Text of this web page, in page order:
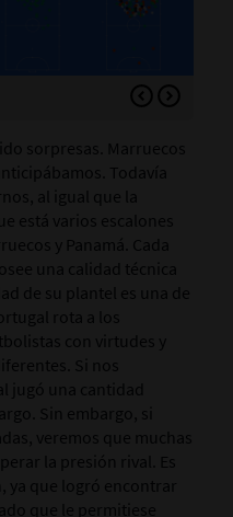
sorpresas. Marruecos
Todavía
al igual que la
está varios escalones
y Panamá. Cada
una calidad técnica
de su plantel es una de
rota a los
con virtudes y
Si nos
jugó una cantidad
Sin embargo, si
veremos que muchas
la presión rival. Es
ya que logró encontrar
que le permitiese